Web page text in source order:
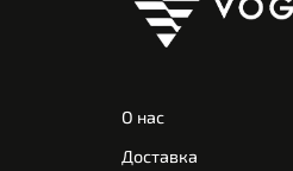
О нас
Доставка